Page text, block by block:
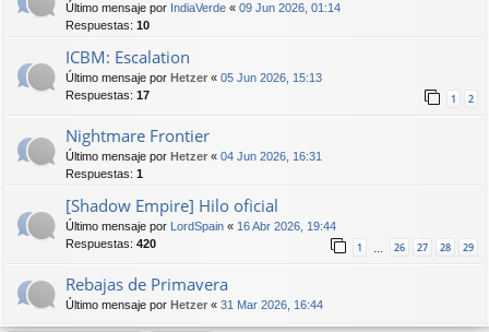
Último mensaje por IndiaVerde « 09 Jun 2026, 01:14
Respuestas: 10
ICBM: Escalation
Último mensaje por Hetzer « 05 Jun 2026, 15:13
Respuestas: 17 1 2
Nightmare Frontier
Último mensaje por Hetzer « 04 Jun 2026, 16:31
Respuestas: 1
[Shadow Empire] Hilo oficial
Último mensaje por LordSpain « 16 Abr 2026, 19:44
Respuestas: 420 1 … 26 27 28 29
Rebajas de Primavera
Último mensaje por Hetzer « 31 Mar 2026, 16:44